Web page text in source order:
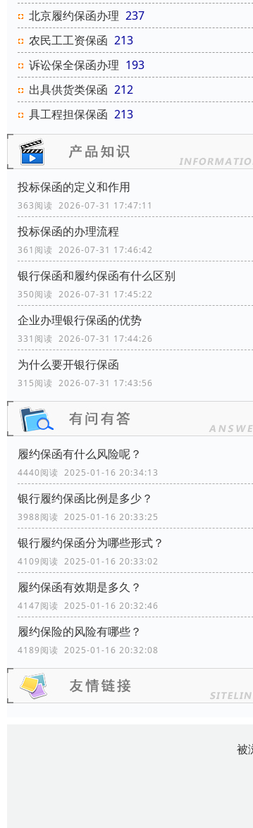
北京履约保函办理 237
农民工工资保函 213
诉讼保全保函办理 193
出具供货类保函 212
具工程担保保函 213
投标保函的定义和作用
363阅读 2026-07-31 17:47:11
投标保函的办理流程
361阅读 2026-07-31 17:46:42
银行保函和履约保函有什么区别
350阅读 2026-07-31 17:45:22
企业办理银行保函的优势
331阅读 2026-07-31 17:44:26
为什么要开银行保函
315阅读 2026-07-31 17:43:56
履约保函有什么风险呢？
4440阅读 2025-01-16 20:34:13
银行履约保函比例是多少？
3988阅读 2025-01-16 20:33:25
银行履约保函分为哪些形式？
4109阅读 2025-01-16 20:33:02
履约保函有效期是多久？
4147阅读 2025-01-16 20:32:46
履约保险的风险有哪些？
4189阅读 2025-01-16 20:32:08
被